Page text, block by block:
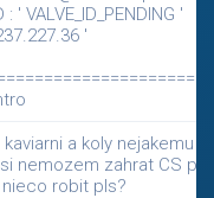
' VALVE_ID_PENDING '
'
a koly nejakemu
nemozem zahrat CS
robit pls?